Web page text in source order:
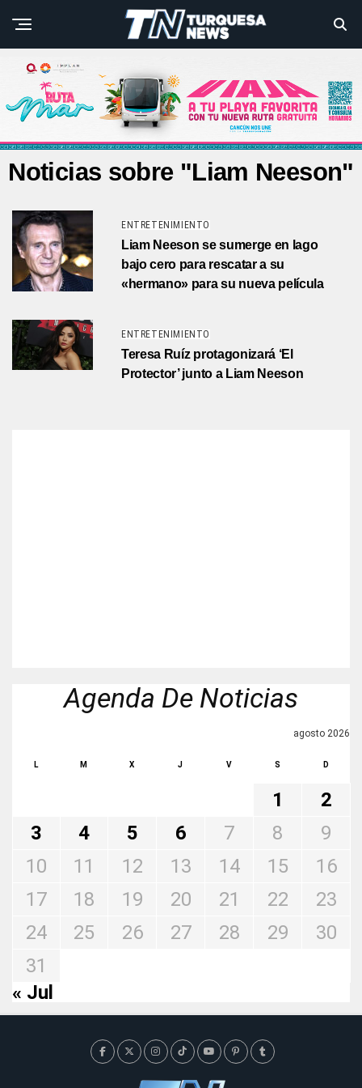
Noticias sobre "Liam Neeson"
ENTRETENIMIENTO
Liam Neeson se sumerge en lago
bajo cero para rescatar a su
«hermano» para su nueva película
ENTRETENIMIENTO
Teresa Ruíz protagonizará ‘El
Protector’ junto a Liam Neeson
Agenda De Noticias
agosto 2026
L M X J V S D
1
2
3
4 5 6 7 8
9
10
11 12 13 14 15
16
17
18 19 20 21 22
23
24
25 26 27 28 29
30
31
« Jul